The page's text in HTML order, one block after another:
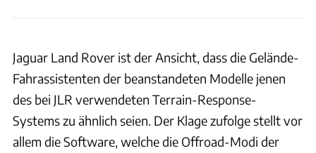
Jaguar Land Rover ist der Ansicht, dass die Gelände-
Fahrassistenten der beanstandeten Modelle jenen
des bei JLR verwendeten Terrain-Response-
Systems zu ähnlich seien. Der Klage zufolge stellt vor
allem die Software, welche die Offroad-Modi der